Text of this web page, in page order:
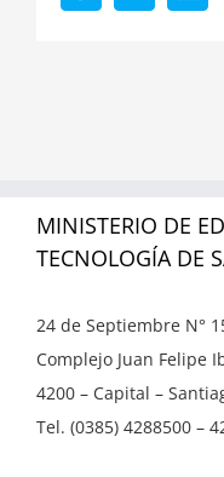
MINISTERIO DE
TECNOLOGÍA DE
24 de Septiembre N°
Complejo Juan Felipe
4200 – Capital –
Tel. (0385) 4288500 –